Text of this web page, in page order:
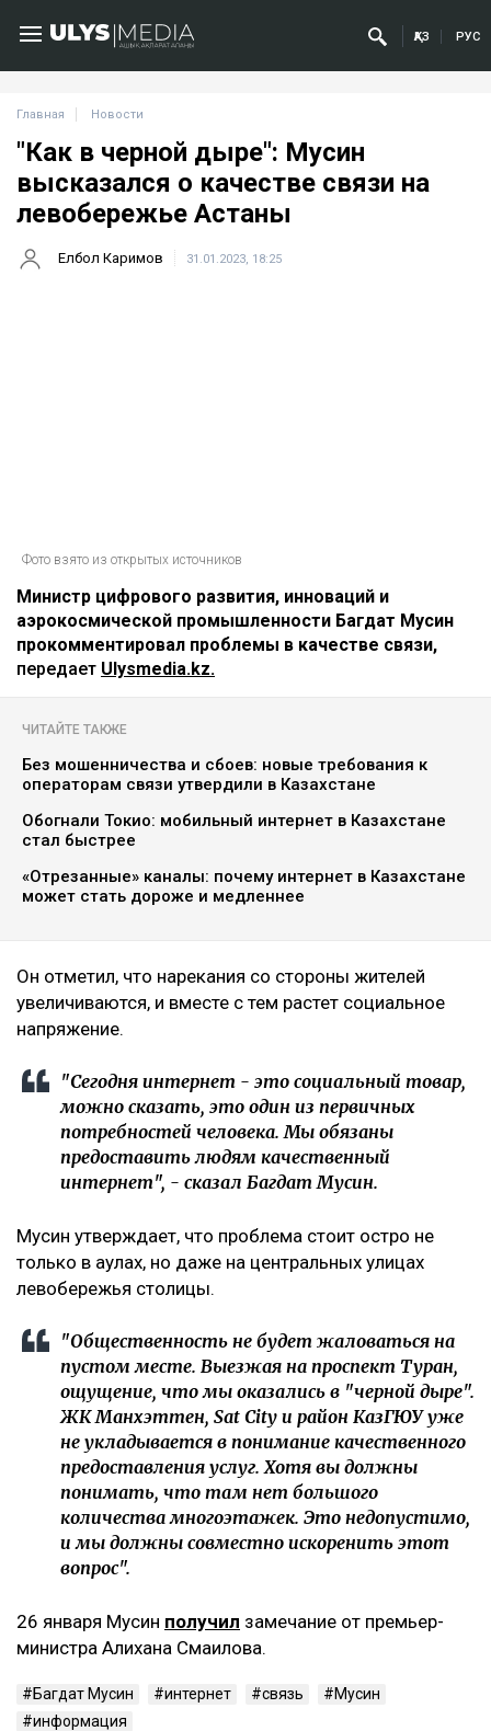
ҚАЗ РУС
Главная Новости
"Как в черной дыре": Мусин
высказался о качестве связи на
левобережье Астаны
Елбол Каримов 31.01.2023, 18:25
Фото взято из открытых источников
Министр цифрового развития, инноваций и
аэрокосмической промышленности Багдат Мусин
прокомментировал проблемы в качестве связи,
передает Ulysmedia.kz.
ЧИТАЙТЕ ТАКЖЕ
Без мошенничества и сбоев: новые требования к
операторам связи утвердили в Казахстане
Обогнали Токио: мобильный интернет в Казахстане
стал быстрее
«Отрезанные» каналы: почему интернет в Казахстане
может стать дороже и медленнее
Он отметил, что нарекания со стороны жителей
увеличиваются, и вместе с тем растет социальное
напряжение.
"Сегодня интернет - это социальный товар,
можно сказать, это один из первичных
потребностей человека. Мы обязаны
предоставить людям качественный
интернет", - сказал Багдат Мусин.
Мусин утверждает, что проблема стоит остро не
только в аулах, но даже на центральных улицах
левобережья столицы.
"Общественность не будет жаловаться на
пустом месте. Выезжая на проспект Туран,
ощущение, что мы оказались в "черной дыре".
ЖК Манхэттен, Sat City и район КазГЮУ уже
не укладывается в понимание качественного
предоставления услуг. Хотя вы должны
понимать, что там нет большого
количества многоэтажек. Это недопустимо,
и мы должны совместно искоренить этот
вопрос".
26 января Мусин получил замечание от премьер-
министра Алихана Смаилова.
Багдат Мусин интернет связь
Мусин
информация